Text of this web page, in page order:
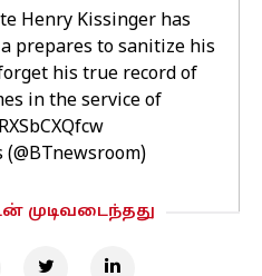
Henry Kissinger has
prepares to sanitize his
his true record of
in the service of
முடிவடைந்தது